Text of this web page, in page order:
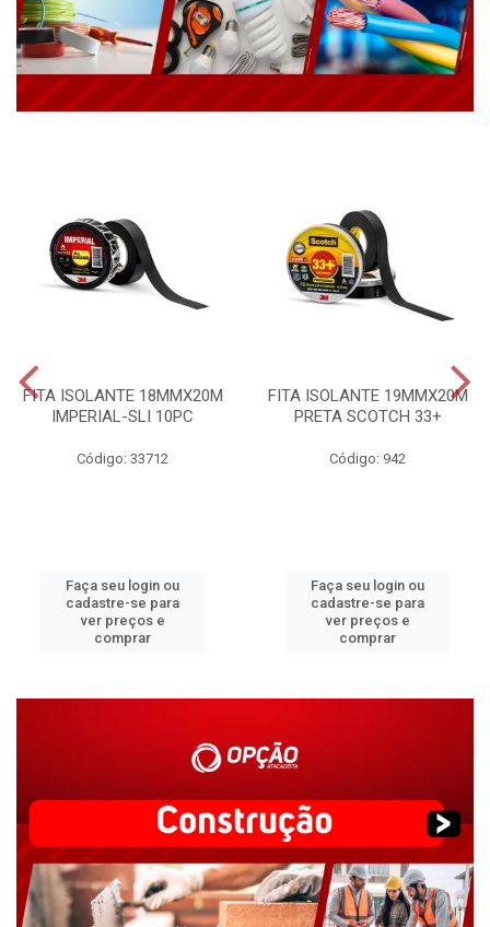
FITA ISOLANTE 18MMX20M
IMPERIAL-SLI 10PC
Código: 33712
Faça seu login ou
cadastre-se para
ver preços e
comprar
FITA ISOLANTE 19MMX20M
PRETA SCOTCH 33+
Código: 942
Faça seu login ou
cadastre-se para
ver preços e
comprar